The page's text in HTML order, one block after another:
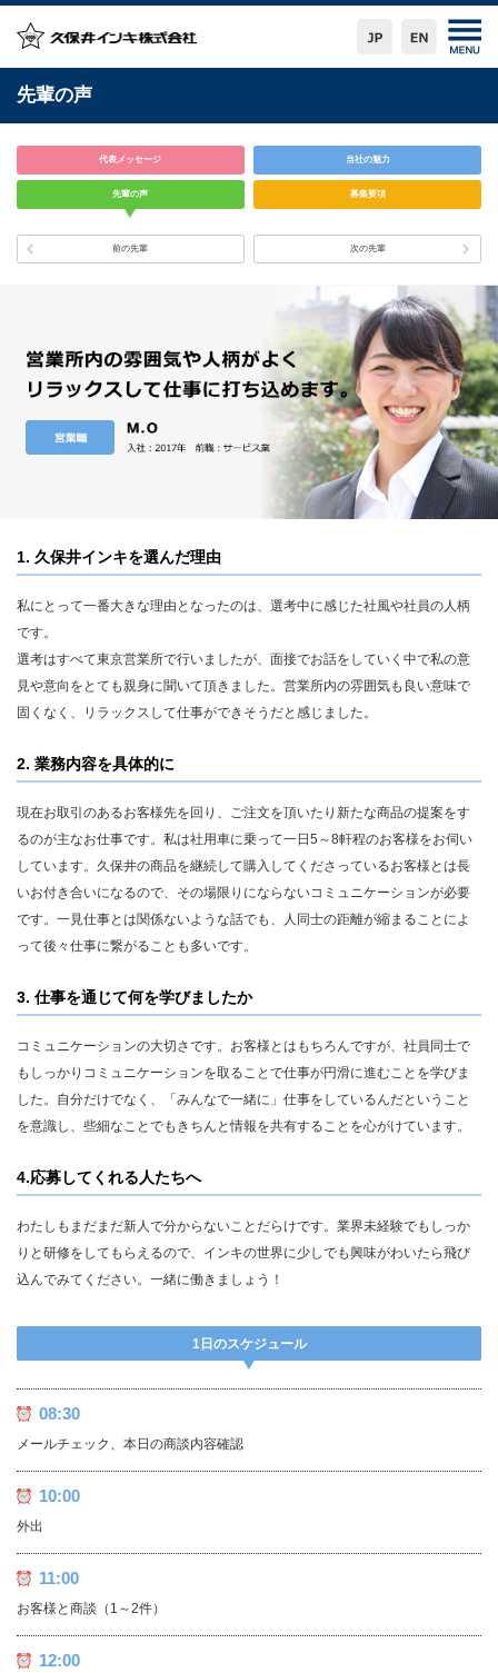
先輩の声
代表メッセージ 当社の魅力
先輩の声 募集要項
前の先輩 次の先輩
1. 久保井インキを選んだ理由
私にとって一番大きな理由となったのは、選考中に感じた社風や社員の人柄
です。
選考はすべて東京営業所で行いましたが、面接でお話をしていく中で私の意
見や意向をとても親身に聞いて頂きました。営業所内の雰囲気も良い意味で
固くなく、リラックスして仕事ができそうだと感じました。
2. 業務内容を具体的に
現在お取引のあるお客様先を回り、ご注文を頂いたり新たな商品の提案をす
るのが主なお仕事です。私は社用車に乗って一日5～8軒程のお客様をお伺い
しています。久保井の商品を継続して購入してくださっているお客様とは長
いお付き合いになるので、その場限りにならないコミュニケーションが必要
です。一見仕事とは関係ないような話でも、人同士の距離が縮まることによ
って後々仕事に繋がることも多いです。
3. 仕事を通じて何を学びましたか
コミュニケーションの大切さです。お客様とはもちろんですが、社員同士で
もしっかりコミュニケーションを取ることで仕事が円滑に進むことを学びま
した。自分だけでなく、「みんなで一緒に」仕事をしているんだということ
を意識し、些細なことでもきちんと情報を共有することを心がけています。
4.応募してくれる人たちへ
わたしもまだまだ新人で分からないことだらけです。業界未経験でもしっか
りと研修をしてもらえるので、インキの世界に少しでも興味がわいたら飛び
込んでみてください。一緒に働きましょう！
1日のスケジュール
08:30
メールチェック、本日の商談内容確認
10:00
外出
11:00
お客様と商談（1～2件）
12:00